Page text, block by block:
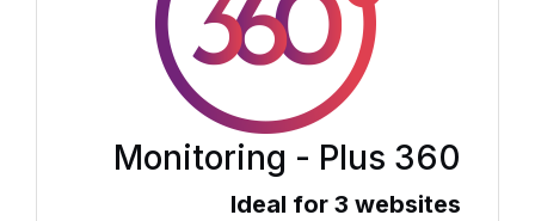
360 Monitoring - Plus
Ideal for 3 websites